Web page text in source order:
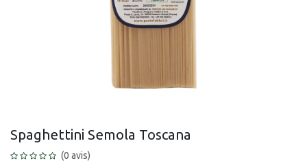
Spaghettini Semola Toscana
(0 avis)